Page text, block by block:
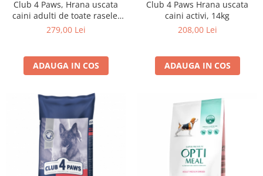
Club 4 Paws, Hrana uscata
caini adulti de toate rasele,
formula hipoalergenica, miel
279,00 Lei
ADAUGA IN COS
Club 4 Paws Hrana uscata
caini activi, 14kg
208,00 Lei
ADAUGA IN COS